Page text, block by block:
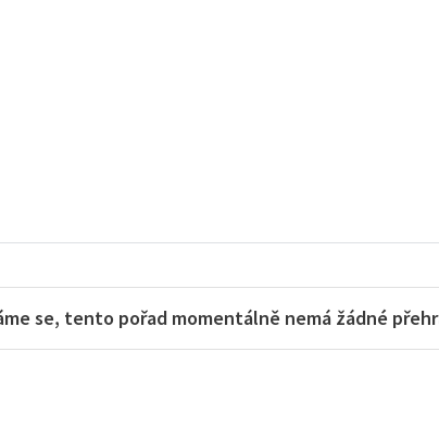
se, tento pořad momentálně nemá žádné